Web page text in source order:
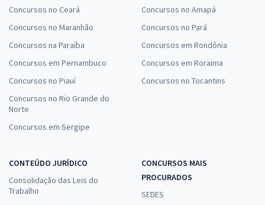
Concursos no Ceará
Concursos no Maranhão
Concursos na Paraíba
Concursos em Pernambuco
Concursos no Piauí
Concursos no Rio Grande do
Norte
Concursos em Sergipe
Concursos no Amapá
Concursos no Pará
Concursos em Rondônia
Concursos em Roraima
Concursos no Tocantins
CONTEÚDO JURÍDICO
Consolidação das Leis do
Trabalho
CONCURSOS MAIS
PROCURADOS
SEDES